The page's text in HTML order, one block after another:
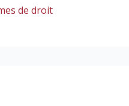
de droit